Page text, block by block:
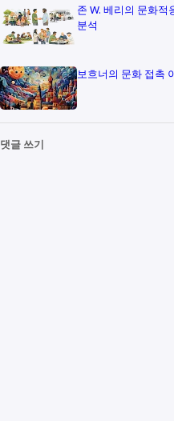
존 W. 베리의 문화적
분석
보흐너의 문화 접촉
댓글 쓰기